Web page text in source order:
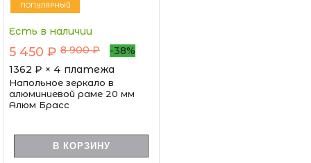
ПОПУЛЯРНЫЙ
Есть в наличии
5 450 ₽ 8 900 ₽
-38%
1362 ₽ × 4 платежа
Напольное зеркало в
алюминиевой раме 20 мм
Алюм Брасс
В КОРЗИНУ